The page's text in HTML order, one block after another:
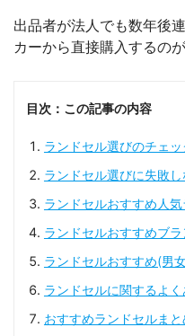
出品者が法人でも数年後
カーから直接購入するのが
目次：この記事の内容
ランドセル選びのチェッ
ランドセル選びに失敗
ランドセルおすすめ人
ランドセルおすすめブ
ランドセルおすすめ(男
ランドセルに関するよ
おすすめランドセルまと